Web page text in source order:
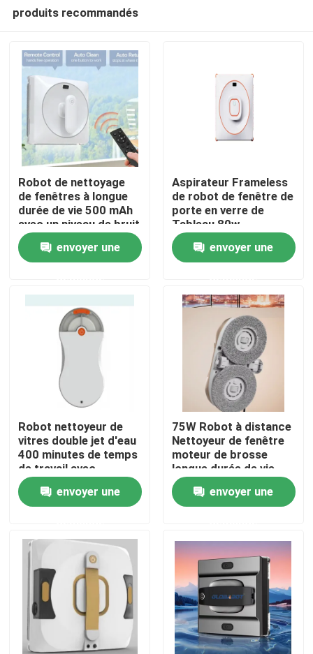
maison
Produits
vidéos
Au sujet de nous
Visite d'usine
Contrôle de qualité
aspirateur de robot
Laveur de vitres de robot
produits recommandés
Robot de nettoyage
de fenêtres à longue
durée de vie 500 mAh
avec un niveau de bruit
de 65 dB
envoyer une
Aspirateur Frameless
de robot de fenêtre de
porte en verre de
Tableau 80w
envoyer une
Robot nettoyeur de
vitres double jet d'eau
400 minutes de temps
de travail avec
télécommande
envoyer une
75W Robot à distance
Nettoyeur de fenêtre
moteur de brosse
longue durée de vie
envoyer une